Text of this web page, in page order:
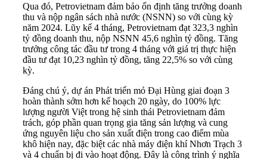
Qua đó, Petrovietnam đảm bảo ổn định tăng trưởng doanh
thu và nộp ngân sách nhà nước (NSNN) so với cùng kỳ
năm 2024. Lũy kế 4 tháng, Petrovietnam đạt 323,3 nghìn
tỷ đồng doanh thu, nộp NSNN 45,6 nghìn tỷ đồng. Tăng
trưởng công tác đầu tư trong 4 tháng với giá trị thực hiện
đầu tư đạt 10,23 nghìn tỷ đồng, tăng 22,5% so với cùng
kỳ.
Đáng chú ý, dự án Phát triển mỏ Đại Hùng giai đoạn 3
hoàn thành sớm hơn kế hoạch 20 ngày, do 100% lực
lượng người Việt trong hệ sinh thái Petrovietnam đảm
trách, góp phần quan trọng gia tăng sản lượng và cung
ứng nguyên liệu cho sản xuất điện trong cao điểm mùa
khô hiện nay, đặc biệt các nhà máy điện khí Nhơn Trạch 3
và 4 chuẩn bị đi vào hoạt động. Đây là công trình ý nghĩa